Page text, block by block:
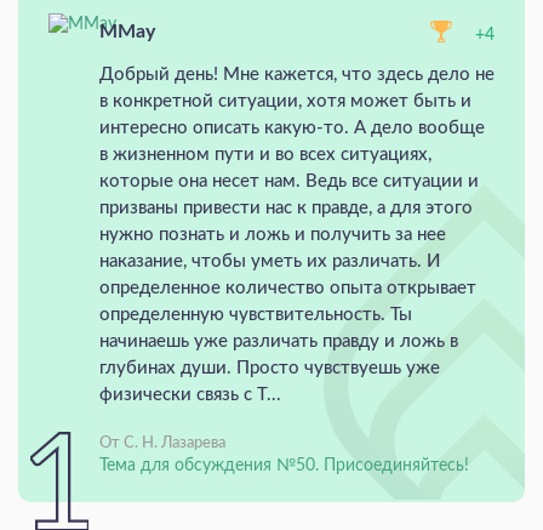
MMay +4
Добрый день! Мне кажется, что здесь дело не
в конкретной ситуации, хотя может быть и
интересно описать какую-то. А дело вообще
в жизненном пути и во всех ситуациях,
которые она несет нам. Ведь все ситуации и
призваны привести нас к правде, а для этого
нужно познать и ложь и получить за нее
наказание, чтобы уметь их различать. И
определенное количество опыта открывает
определенную чувствительность. Ты
начинаешь уже различать правду и ложь в
глубинах души. Просто чувствуешь уже
физически связь с Т...
От С. Н. Лазарева
Тема для обсуждения №50. Присоединяйтесь!